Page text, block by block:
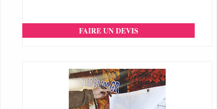
FAIRE UN DEVIS